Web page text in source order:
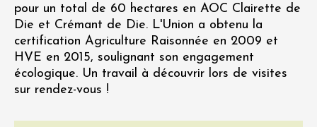
pour un total de 60 hectares en AOC Clairette de
Die et Crémant de Die. L'Union a obtenu la
certification Agriculture Raisonnée en 2009 et
HVE en 2015, soulignant son engagement
écologique. Un travail à découvrir lors de visites
sur rendez-vous !